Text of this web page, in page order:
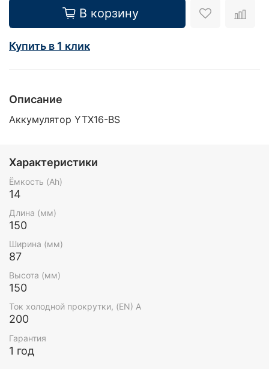
В корзину
Купить в 1 клик
Описание
Аккумулятор YTX16-BS
Характеристики
Ёмкость (Ah)
14
Длина (мм)
150
Ширина (мм)
87
Высота (мм)
150
Ток холодной прокрутки, (EN) А
200
Гарантия
1 год